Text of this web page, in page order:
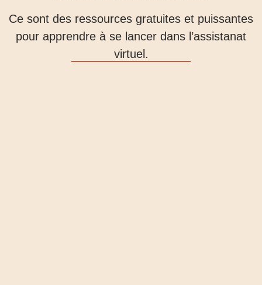
Ce sont des ressources gratuites et puissantes
pour apprendre à se lancer dans l’assistanat
virtuel.